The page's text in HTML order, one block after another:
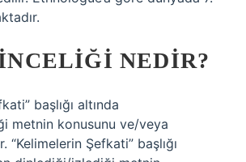
NEDIR?
başlığı altında
metnin konusunu ve/veya
“Kelimelerin Şefkati” başlığı